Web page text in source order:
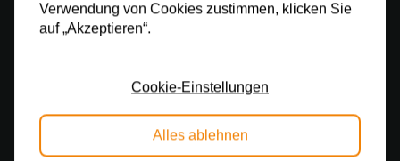
Stimmungsvoller Showroom
500 m2 großes Lampengeschäft in Rijssen
Kostenloser Versand in Deutschland ab 99 €
Kostenlose Lichtquellen
Die Bestellung umfasst die Lichtquelle
Verwendung von Cookies zustimmen, klicken Sie
auf „Akzeptieren“.
Cookie-Einstellungen
Alles ablehnen